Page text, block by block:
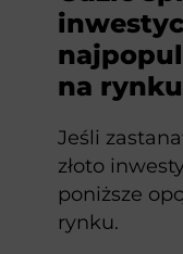
na rynku
Jeśli
złoto
poniższe
rynku.